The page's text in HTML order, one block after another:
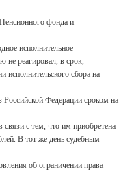
фонда и
исполнительное
не реагировал, в срок,
исполнительского сбора на
Российской Федерации сроком на
с тем, что им приобретена
В тот же день судебным
об ограничении права